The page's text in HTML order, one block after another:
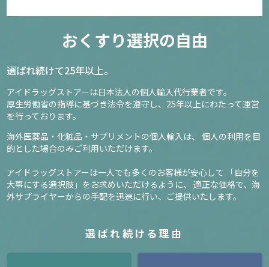
おくすり選択の自由
選ばれ続けて25年以上。
アイドラッグストアーは日本法人の個人輸入代行業者です。
厚生労働省の指導に基づき法令を遵守し、 25年以上にわたって運営
を行っております。
海外医薬品・化粧品・サプリメントの個人輸入は、
個人の利用を目
的とした場合のみご利用いただけます。
アイドラッグストアーは一人でも多くのお客様が安心して
「自分を
大事にする選択肢」をお求めいただけるように、
適正な価格で、海
外サプライヤーからの手配を迅速に行い、ご提供いたします。
選ばれ続ける理由